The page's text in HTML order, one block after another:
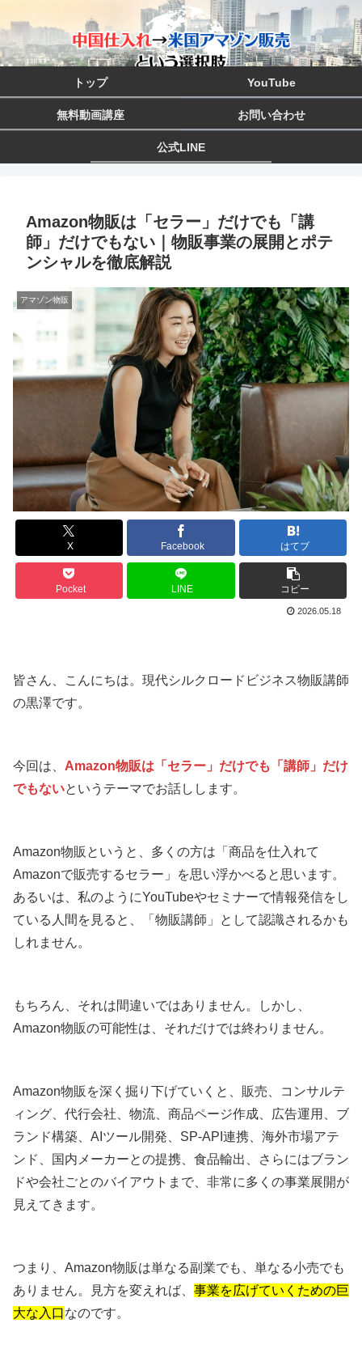
トップ YouTube
無料動画講座 お問い合わせ
公式LINE
Amazon物販は「セラー」だけでも「講
師」だけでもない｜物販事業の展開とポテ
ンシャルを徹底解説
アマゾン物販
X Facebook はてブ
Pocket LINE コピー
2026.05.18
皆さん、こんにちは。現代シルクロードビジネス物販講師
の黒澤です。
今回は、 Amazon物販は「セラー」だけでも「講師」だけ
でもないというテーマでお話しします。
Amazon物販というと、多くの方は「商品を仕入れて
Amazonで販売するセラー」を思い浮かべると思います。
あるいは、私のようにYouTubeやセミナーで情報発信をし
ている人間を見ると、「物販講師」として認識されるかも
しれません。
もちろん、それは間違いではありません。しかし、
Amazon物販の可能性は、それだけでは終わりません。
Amazon物販を深く掘り下げていくと、販売、コンサルテ
ィング、代行会社、物流、商品ページ作成、広告運用、ブ
ランド構築、AIツール開発、SP-API連携、海外市場アテ
ンド、国内メーカーとの提携、食品輸出、さらにはブラン
ドや会社ごとのバイアウトまで、非常に多くの事業展開が
見えてきます。
つまり、Amazon物販は単なる副業でも、単なる小売でも
ありません。見方を変えれば、 事業を広げていくための巨
大な入口なのです。